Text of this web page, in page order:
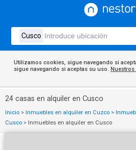
Utilizamos cookies, sigue navegando si
sigue navegando si aceptas su uso.
24 casas en alquiler en Cusco
Inicio > Inmuebles en alquiler en Cuzco >
Cusco > Inmuebles en alquiler en Cusco